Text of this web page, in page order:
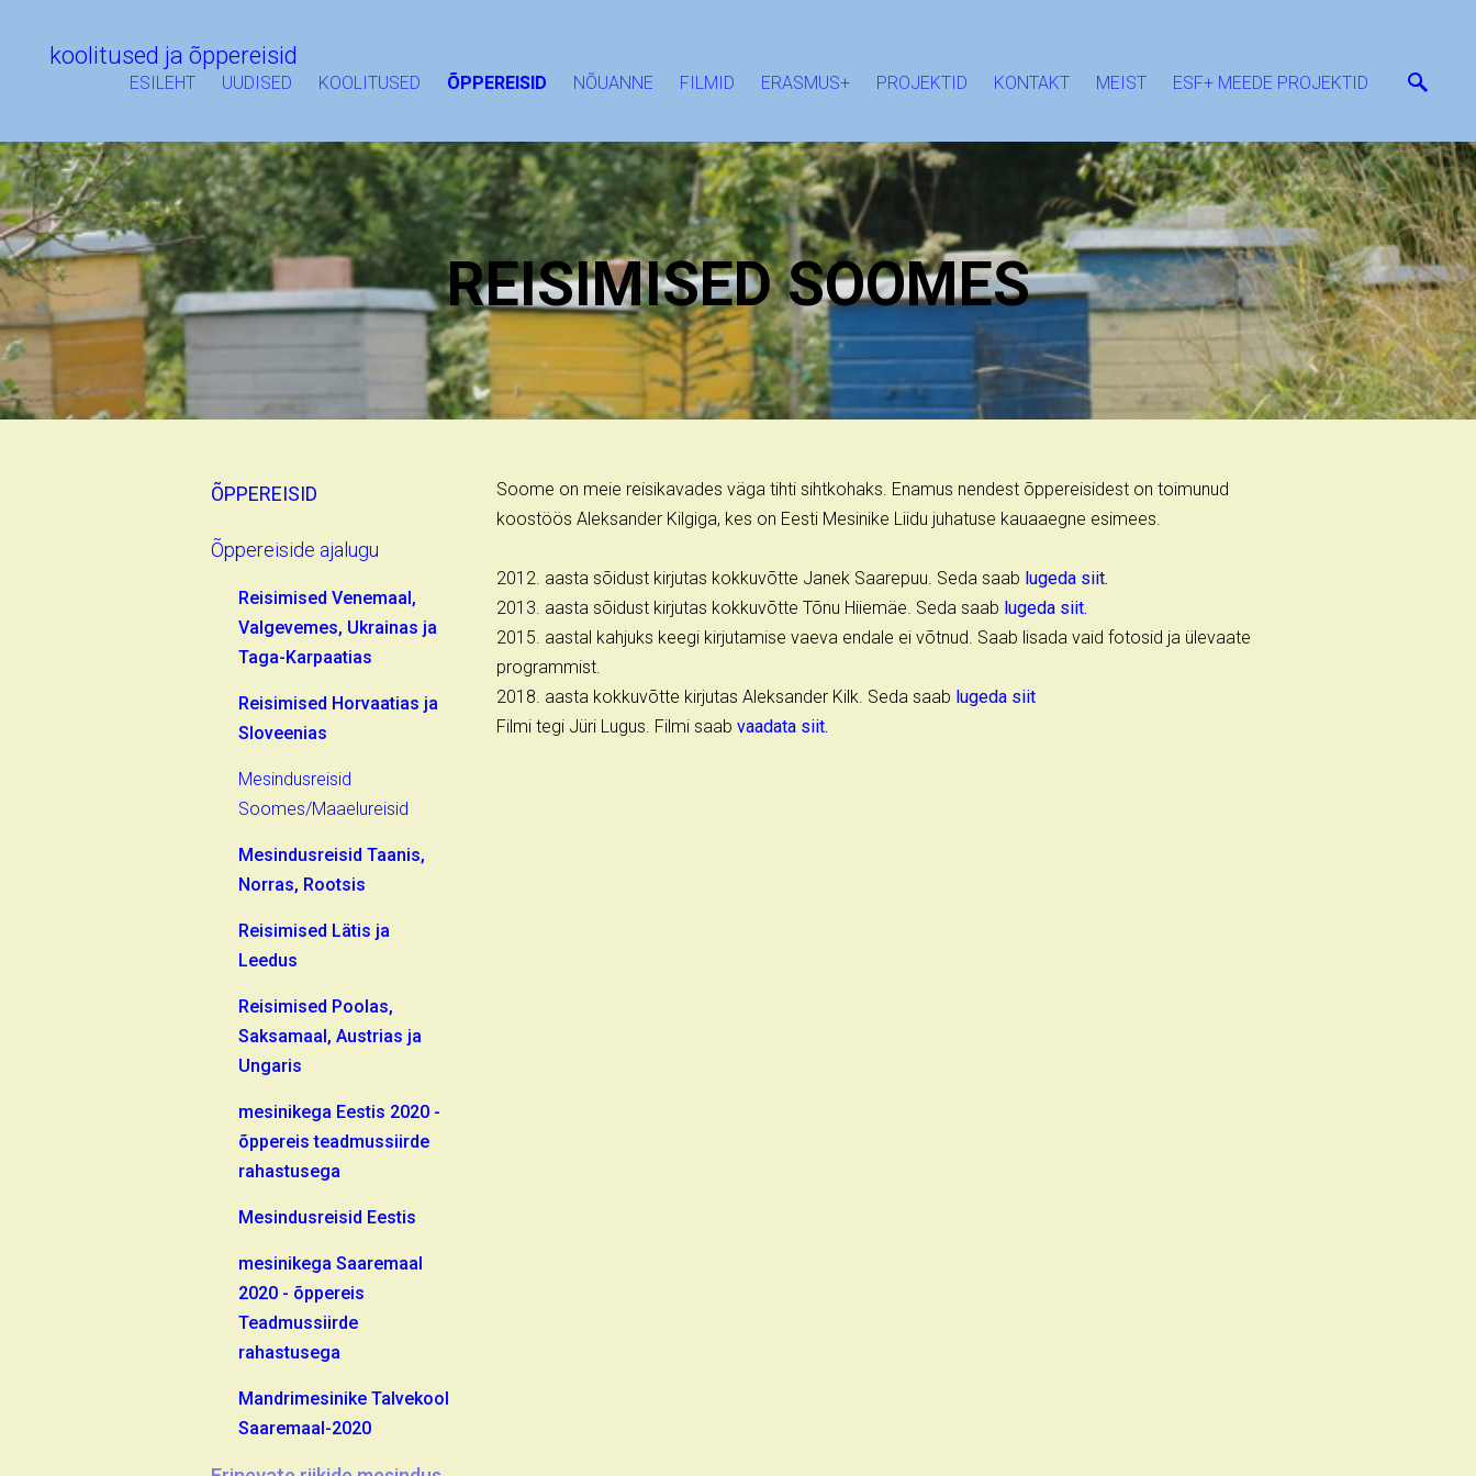
koolitused ja õppereisid
ESILEHT UUDISED KOOLITUSED ÕPPEREISID NÕUANNE FILMID ERASMUS+ PROJEKTID KONTAKT MEIST ESF+ MEEDE PROJEKTID
REISIMISED SOOMES
ÕPPEREISID
Õppereiside ajalugu
Reisimised Venemaal,
Valgevemes, Ukrainas ja
Taga-Karpaatias
Reisimised Horvaatias ja
Sloveenias
Mesindusreisid
Soomes/Maaelureisid
Mesindusreisid Taanis,
Norras, Rootsis
Reisimised Lätis ja
Leedus
Reisimised Poolas,
Saksamaal, Austrias ja
Ungaris
mesinikega Eestis 2020 -
õppereis teadmussiirde
rahastusega
Mesindusreisid Eestis
mesinikega Saaremaal
2020 - õppereis
Teadmussiirde
rahastusega
Mandrimesinike Talvekool
Saaremaal-2020
Soome on meie reisikavades väga tihti sihtkohaks. Enamus nendest õppereisidest on toimunud
koostöös Aleksander Kilgiga, kes on Eesti Mesinike Liidu juhatuse kauaaegne esimees.
2012. aasta sõidust kirjutas kokkuvõtte Janek Saarepuu. Seda saab lugeda siit.
2013. aasta sõidust kirjutas kokkuvõtte Tõnu Hiiemäe. Seda saab lugeda siit.
2015. aastal kahjuks keegi kirjutamise vaeva endale ei võtnud. Saab lisada vaid fotosid ja ülevaate
programmist.
2018. aasta kokkuvõtte kirjutas Aleksander Kilk. Seda saab lugeda siit
Filmi tegi Jüri Lugus. Filmi saab vaadata siit.